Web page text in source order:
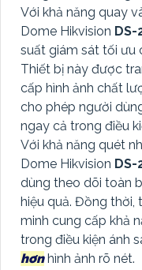
Với khả năng quay
Dome Hikvision DS-
suất giám sát tối ưu
Thiết bị này được
cấp hình ảnh chất
cho phép người
ngay cả trong điều
Với khả năng quét
Dome Hikvision DS-
dùng theo dõi toàn
hiệu quả. Đồng thời,
minh cung cấp khả
trong điều kiện ánh
hơnhình ảnh rõ nét.